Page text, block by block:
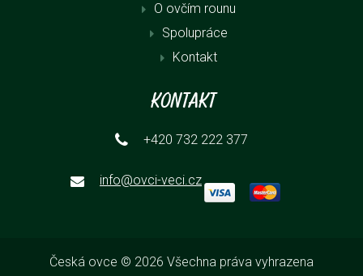
O ovčím rounu
Spolupráce
Kontakt
Kontakt
+420 732 222 377
info@ovci-veci.cz
Česká ovce © 2026 Všechna práva vyhrazena